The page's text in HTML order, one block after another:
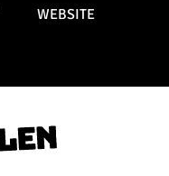
WEBSITE